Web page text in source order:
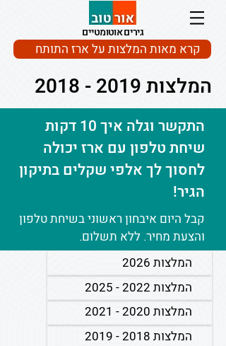
גירים אוטומטיים
קרא מאות המלצות על ארז התותח
המלצות2019 - 2018
התקשר וגלה איך 10 דקות
שיחת טלפון עם ארז יכולה
לחסוך לך אלפי שקלים בתיקון
הגיר!
קבל היום איבחון ראשוני בשיחת טלפון
והצעת מחיר. ללא תשלום.
המלצות 2026
המלצות 2022 - 2025
המלצות 2020 - 2021
המלצות 2018 - 2019